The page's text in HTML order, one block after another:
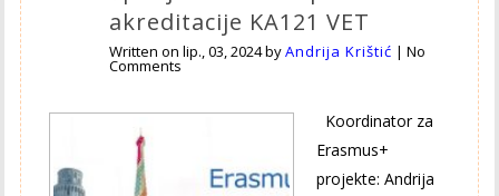
akreditacije KA121 VET
Written onlip., 03, 2024byAndrija Krištić |No
Comments
Koordinator za
Erasmus+
projekte: Andrija